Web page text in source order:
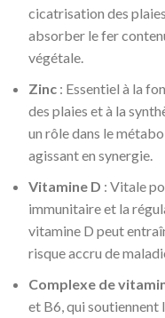
cicatrisation des
absorber le fer
végétale.
Zinc : Essentiel à la
des plaies et à la
un rôle dans le
agissant en synergie.
Vitamine D : Vitale
immunitaire et la
vitamine D peut
risque accru de
Complexe de
et B6, qui soutiennent